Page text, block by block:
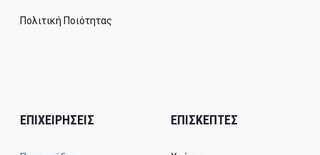
Πολιτική Ποιότητας
ΕΠΙΧΕΙΡΗΣΕΙΣ ΕΠΙΣΚΕΠΤΕΣ